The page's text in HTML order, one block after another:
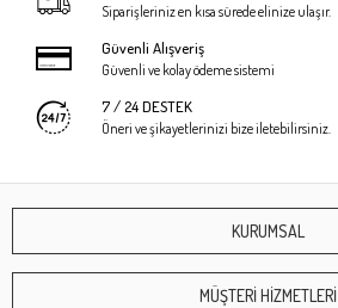
Siparişleriniz en kısa sürede elinize ulaşır.
Güvenli Alışveriş
Güvenli ve kolay ödeme sistemi
7 / 24 DESTEK
Öneri ve şikayetlerinizi bize iletebilirsiniz.
KURUMSAL
MÜŞTERİ HİZMETLERİ